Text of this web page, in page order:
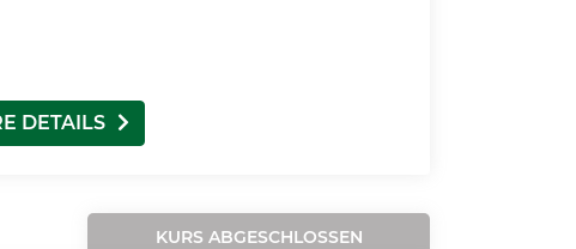
DETAILS
KURS ABGESCHLOSSEN